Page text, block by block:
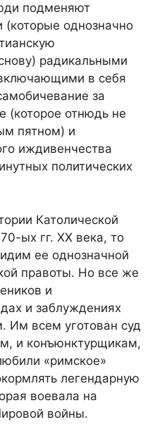
подменяют
(которые однозначно
радикальными
в себя
за
(которое отнюдь не
пятном) и
иждивенчества
политических
Католической
ых гг. XX века, то
ее однозначной
правоты. Но все же
и
и заблуждениях
Им всем уготован суд
и конъюнктурщикам,
«римское»
легендарную
воевала на
войны.